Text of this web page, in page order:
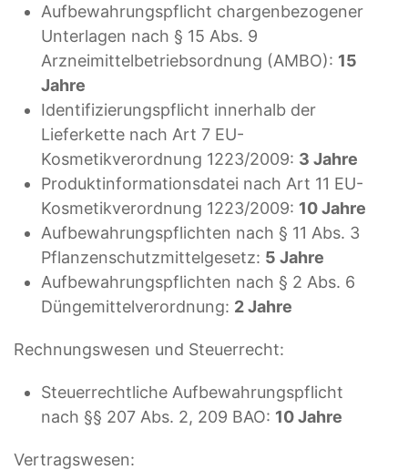
Aufbewahrungspflicht chargenbezogener
Unterlagen nach § 15 Abs. 9
Arzneimittelbetriebsordnung (AMBO): 15
Jahre
Identifizierungspflicht innerhalb der
Lieferkette nach Art 7 EU-
Kosmetikverordnung 1223/2009: 3 Jahre
Produktinformationsdatei nach Art 11 EU-
Kosmetikverordnung 1223/2009: 10 Jahre
Aufbewahrungspflichten nach § 11 Abs. 3
Pflanzenschutzmittelgesetz: 5 Jahre
Aufbewahrungspflichten nach § 2 Abs. 6
Düngemittelverordnung: 2 Jahre
Rechnungswesen und Steuerrecht:
Steuerrechtliche Aufbewahrungspflicht
nach §§ 207 Abs. 2, 209 BAO: 10 Jahre
Vertragswesen: